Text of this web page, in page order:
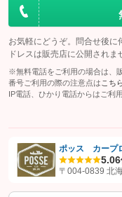
お気軽にどうぞ。問合せ後に
ドレスは販売店に公開されま
※無料電話をご利用の場合は、
番号ご利用の際の注意点は こち
IP電話、ひかり電話からはご利
【STEP1】認証画面でグーネ
ポッス カープ
5.0
〒004-0839 北